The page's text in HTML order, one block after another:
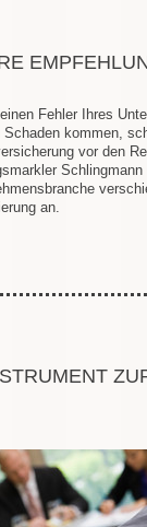
Fehler Ihres
Schaden kommen,
vor den
an.